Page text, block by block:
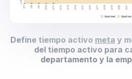
Define tiempo activo meta y
del tiempo activo para
departamento y la